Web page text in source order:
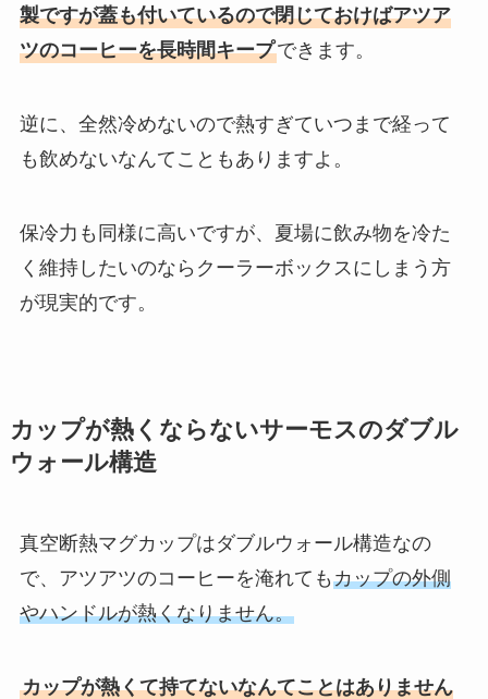
製ですが蓋も付いているので閉じておけばアツア
ツのコーヒーを長時間キープできます。
逆に、全然冷めないので熱すぎていつまで経って
も飲めないなんてこともありますよ。
保冷力も同様に高いですが、夏場に飲み物を冷た
く維持したいのならクーラーボックスにしまう方
が現実的です。
カップが熱くならないサーモスのダブル
ウォール構造
真空断熱マグカップはダブルウォール構造なの
で、アツアツのコーヒーを淹れてもカップの外側
やハンドルが熱くなりません。
カップが熱くて持てないなんてことはありません